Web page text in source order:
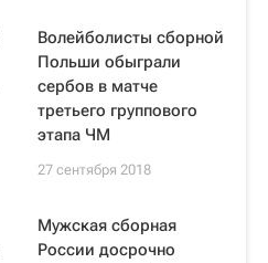
Волейболисты сборной
Польши обыграли
сербов в матче
третьего группового
этапа ЧМ
27 сентября 2018
Мужская сборная
России досрочно